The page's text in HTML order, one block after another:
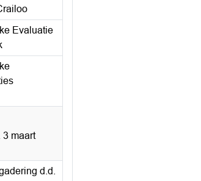
Evaluatie
3 maart
d.d.